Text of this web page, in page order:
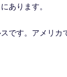
あります。
です。アメリ